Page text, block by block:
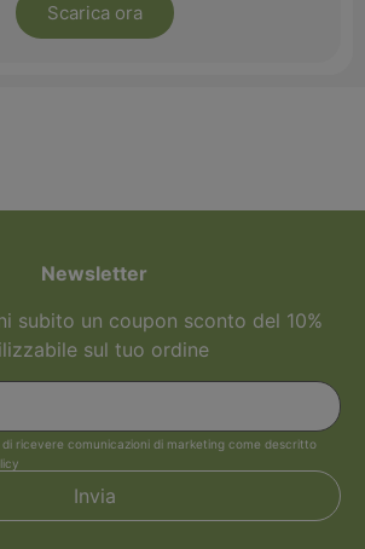
Scarica ora
Newsletter
subito un coupon sconto del 10%
sul tuo ordine
ricevere comunicazioni di marketing come descritto